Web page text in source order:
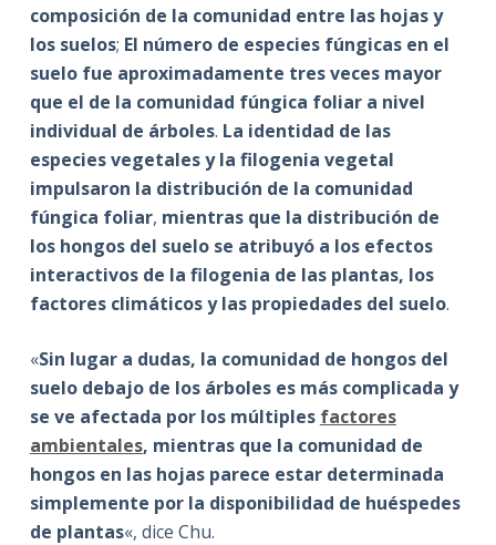
composición de la comunidad entre las hojas y
los suelos; El número de especies fúngicas en el
suelo fue aproximadamente tres veces mayor
que el de la comunidad fúngica foliar a nivel
individual de árboles. La identidad de las
especies vegetales y la filogenia vegetal
impulsaron la distribución de la comunidad
fúngica foliar, mientras que la distribución de
los hongos del suelo se atribuyó a los efectos
interactivos de la filogenia de las plantas, los
factores climáticos y las propiedades del suelo.
«Sin lugar a dudas, la comunidad de hongos del
suelo debajo de los árboles es más complicada y
se ve afectada por los múltiples factores
ambientales, mientras que la comunidad de
hongos en las hojas parece estar determinada
simplemente por la disponibilidad de huéspedes
de plantas«, dice Chu.